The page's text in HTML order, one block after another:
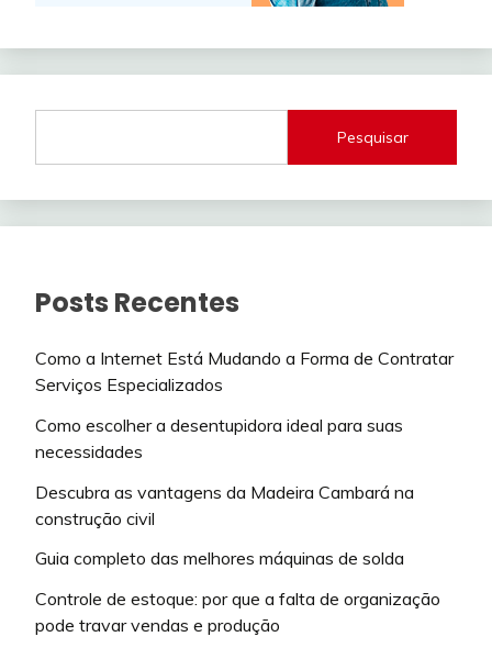
Pesquisar
Posts Recentes
Como a Internet Está Mudando a Forma de Contratar
Serviços Especializados
Como escolher a desentupidora ideal para suas
necessidades
Descubra as vantagens da Madeira Cambará na
construção civil
Guia completo das melhores máquinas de solda
Controle de estoque: por que a falta de organização
pode travar vendas e produção